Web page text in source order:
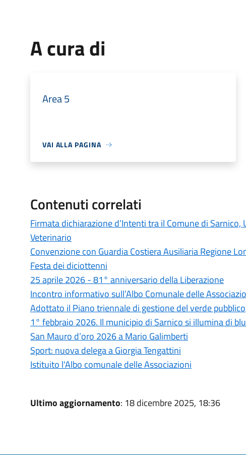
A cura di
Area 5
VAI ALLA PAGINA
Contenuti correlati
Firmata dichiarazione d’Intenti tra il Comune di Sarnico,
Veterinario
Convenzione con Guardia Costiera Ausiliaria Regione
Festa dei diciottenni
25 aprile 2026 - 81° anniversario della Liberazione
Incontro informativo sull’Albo Comunale delle
Adottato il Piano triennale di gestione del verde pubblico
1° febbraio 2026. Il municipio di Sarnico si illumina di
San Mauro d’oro 2026 a Mario Galimberti
Sport: nuova delega a Giorgia Tengattini
Istituito l'Albo comunale delle Associazioni
Ultimo aggiornamento: 18 dicembre 2025, 18:36